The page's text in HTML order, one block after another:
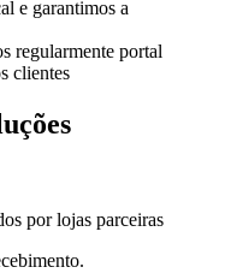
e garantimos a
regularmente portal
clientes
por lojas parceiras